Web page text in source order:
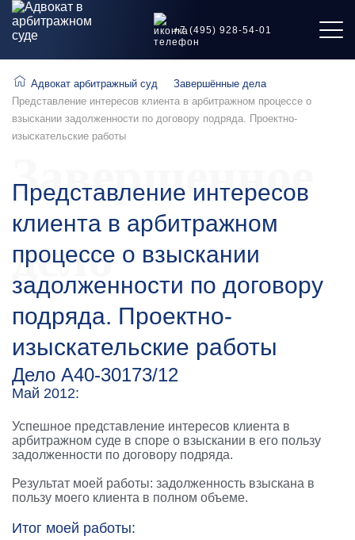
+7 (495) 928-54-01
Адвокат арбитражный суд
Завершённые дела
Представление интересов клиента в арбитражном процессе о
взыскании задолженности по договору подряда. Проектно-
изыскательские работы
Представление интересов
клиента в арбитражном
процессе о взыскании
задолженности по договору
подряда. Проектно-
изыскательские работы
Дело А40-30173/12
Май 2012:
Завершенное
дело
Успешное представление интересов клиента в
арбитражном суде в споре о взыскании в его пользу
задолженности по договору подряда.
Результат моей работы: задолженность взыскана в
пользу моего клиента в полном объеме.
Итог моей работы: